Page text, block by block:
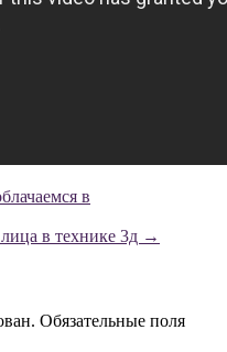
в
в технике 3д →
Обязательные поля